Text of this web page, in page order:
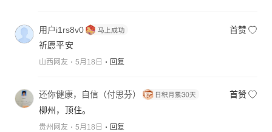
用户i1rs8v0
首赞
祈愿平安
山西网友 5月18日 回复
还你健康，自信（付思芬）
首赞
柳州，顶住。
贵州网友 5月18日 回复